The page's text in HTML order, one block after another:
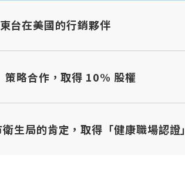
台在美國的行銷夥伴
策略合作，取得 10% 股權
生局的肯定，取得「健康職場認證」